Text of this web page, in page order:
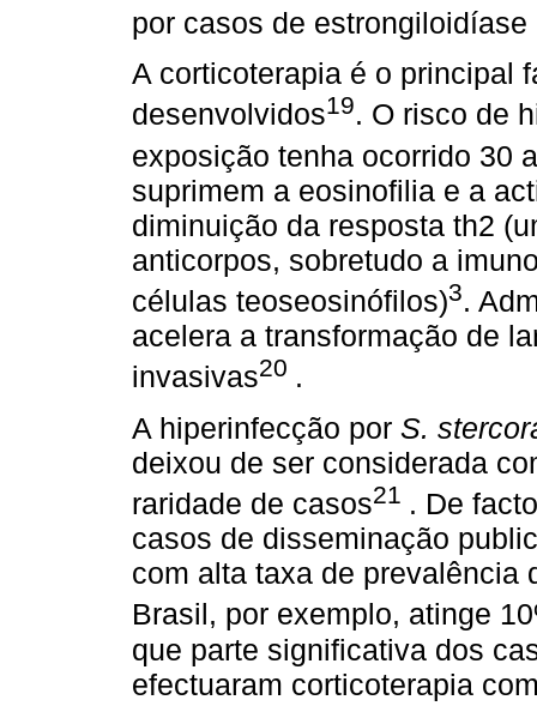
por casos de
A corticoterapia é o principal
desenvolvidos19. O risco de
exposição tenha ocorrido 30
suprimem a eosinofilia e a
diminuição da resposta th2
anticorpos, sobretudo a
células teoseosinófilos)3.
acelera a transformação de
invasivas20 .
A hiperinfecção por S.
deixou de ser considerada
raridade de casos21 . De
casos de disseminação
com alta taxa de prevalência
Brasil, por exemplo, atinge
que parte significativa dos
efectuaram corticoterapia